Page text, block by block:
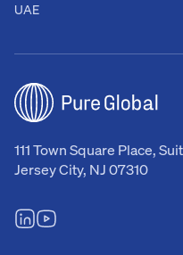
111 Town Square Place,
Jersey City, NJ 07310
UAE